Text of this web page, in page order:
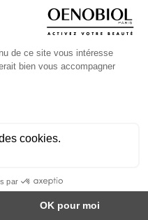
FRUITS ET LÉGUMES PAR JOUR -
dans le cadre d'un mode de vie sain et
alimentaire varié et équilibré.